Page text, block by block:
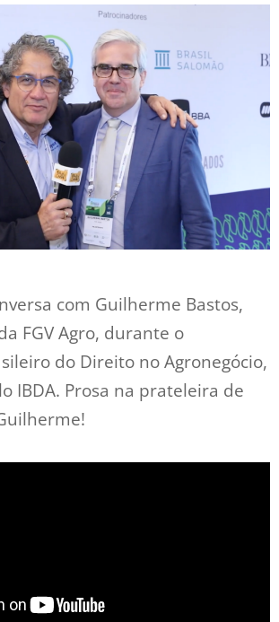
com Guilherme Bastos,
FGV Agro, durante o
do Direito no Agronegócio,
IBDA. Prosa na prateleira de